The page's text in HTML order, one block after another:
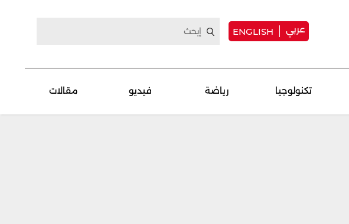
عربي ENGLISH
تكنولوجيا رياضة فيديو مقالات